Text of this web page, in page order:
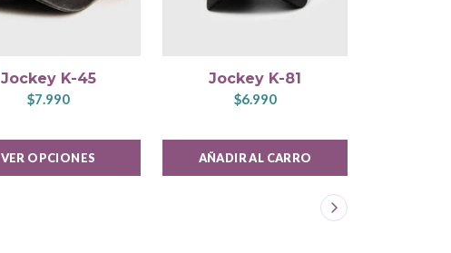
Jockey K-45
$7.990
VER OPCIONES
Jockey K-81
$6.990
AÑADIR AL CARRO